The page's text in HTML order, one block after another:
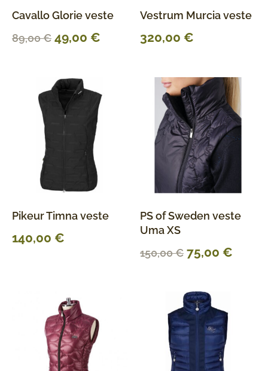
Cavallo Glorie veste
89,00€ 49,00 €
Vestrum Murcia veste
320,00 €
Pikeur Timna veste
140,00 €
PS of Sweden veste
Uma XS
150,00€ 75,00 €